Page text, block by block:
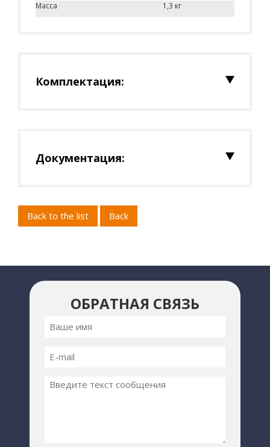
Масса 1,3 кг
Комплектация:
Документация:
Back to the list Back
ОБРАТНАЯ СВЯЗЬ